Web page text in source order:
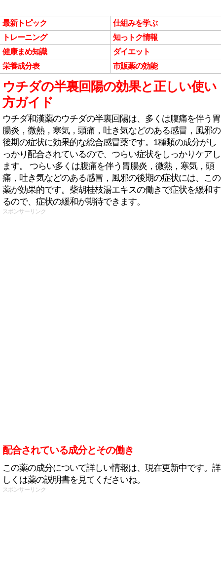
最新トピック
仕組みを学ぶ
トレーニング
知っトク情報
健康まめ知識
ダイエット
栄養成分表
市販薬の効能
ウチダの半裏回陽の効果と正しい使い
方ガイド
ウチダ和漢薬のウチダの半裏回陽は、多くは腹痛を伴う胃
腸炎，微熱，寒気，頭痛，吐き気などのある感冒，風邪の
後期の症状に効果的な総合感冒薬です。1種類の成分がし
っかり配合されているので、つらい症状をしっかりケアし
ます。 つらい多くは腹痛を伴う胃腸炎，微熱，寒気，頭
痛，吐き気などのある感冒，風邪の後期の症状には、この
薬が効果的です。柴胡桂枝湯エキスの働きで症状を緩和す
るので、症状の緩和が期待できます。
スポンサーリンク
配合されている成分とその働き
この薬の成分について詳しい情報は、現在更新中です。詳
しくは薬の説明書を見てくださいね。
スポンサーリンク